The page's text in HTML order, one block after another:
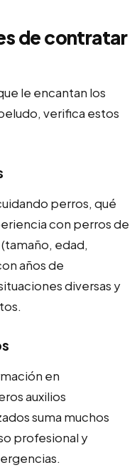
de contratar
le encantan los
verifica estos
perros, qué
con perros de
edad,
años de
diversas y
en
auxilios
suma muchos
profesional y